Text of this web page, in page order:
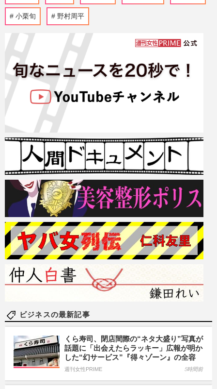
小栗旬 野村周平
ビジネスの最新記事
くら寿司、閉店間際の“ネタ大盛り”写真が
話題に「出会えたらラッキー」広報が明か
した“幻サービス”『得々ゾーン』の全容
週刊女性PRIME 5時間前